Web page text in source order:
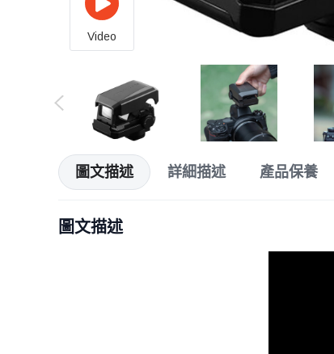
Video
圖文描述 詳細描述 產品保養
圖文描述